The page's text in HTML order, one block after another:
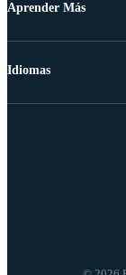
Aprender Más
Idiomas